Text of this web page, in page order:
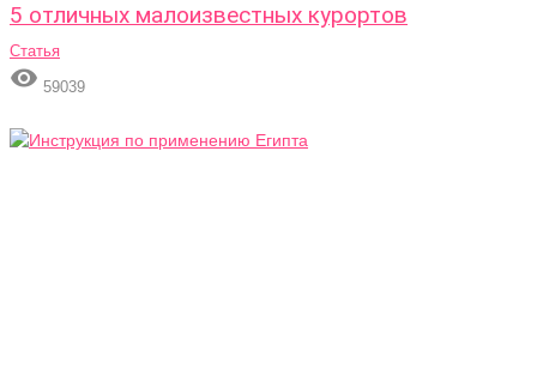
5 отличных малоизвестных курортов
Статья
 59039